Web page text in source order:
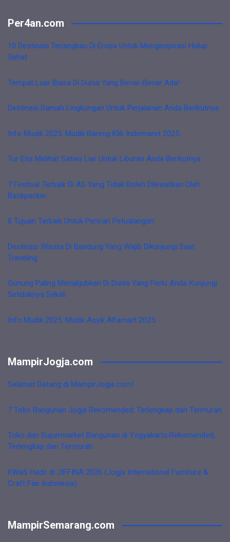
Per4an.com
10 Destinasi Terjangkau Di Eropa Untuk Menginspirasi Hidup
Sehat
Tempat Luar Biasa Di Dunia Yang Benar-Benar Ada!
Destinasi Ramah Lingkungan Untuk Perjalanan Anda Berikutnya
Info Mudik 2025: Mudik Bareng Klik Indomaret 2025
Tur Etis Melihat Satwa Liar Untuk Liburan Anda Berikutnya
7 Festival Terbaik Di AS Yang Tidak Boleh Dilewatkan Oleh
Backpacker
8 Tujuan Terbaik Untuk Pencari Petualangan
Destinasi Wisata Di Bandung Yang Wajib Dikunjungi Saat
Traveling
Gunung Paling Menakjubkan Di Dunia Yang Perlu Anda Kunjungi
Setidaknya Sekali
Info Mudik 2025: Mudik Asyik Alfamart 2025
MampirJogja.com
Selamat Datang di MampirJogja.com!
7 Toko Bangunan Jogja Rekomended, Terlengkap dan Termurah
Toko dan Supermarket Bangunan di Yogyakarta Rekomended,
Terlengkap dan Termurah
KWaS Hadir di JIFFINA 2026 (Jogja International Furniture &
Craft Fair Indonesia)
MampirSemarang.com